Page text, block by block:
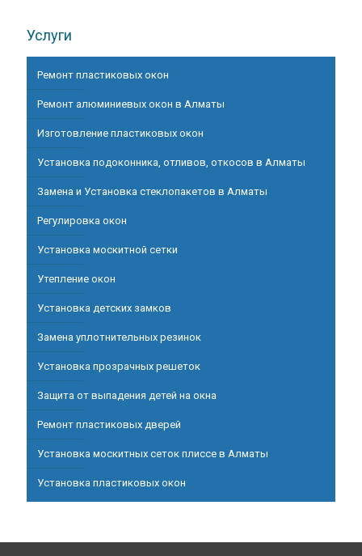
Услуги
Ремонт пластиковых окон
Ремонт алюминиевых окон в Алматы
Изготовление пластиковых окон
Установка подоконника, отливов, откосов в Алматы
Замена и Установка стеклопакетов в Алматы
Регулировка окон
Установка москитной сетки
Утепление окон
Установка детских замков
Замена уплотнительных резинок
Установка прозрачных решеток
Защита от выпадения детей на окна
Ремонт пластиковых дверей
Установка москитных сеток плиссе в Алматы
Установка пластиковых окон